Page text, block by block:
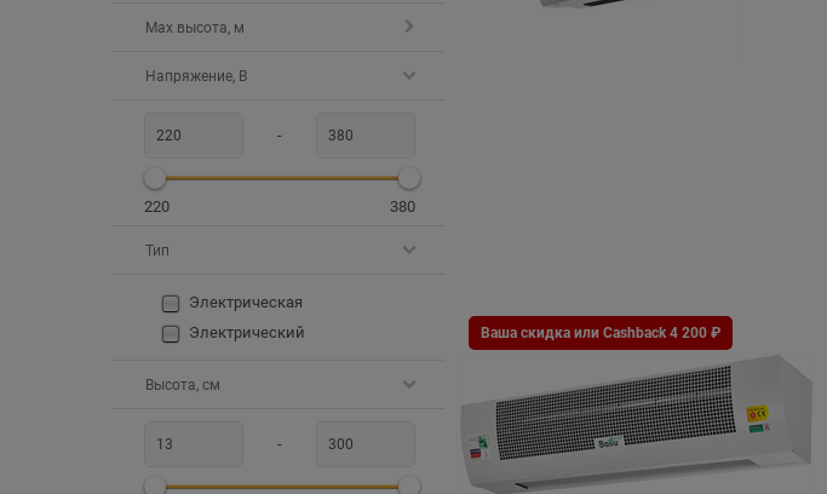
Max высота, м
Напряжение, В
-
220 380
Тип
Электрическая
Электрический
Высота, см
-
Ваша скидка или Cashback 4 200 ₽